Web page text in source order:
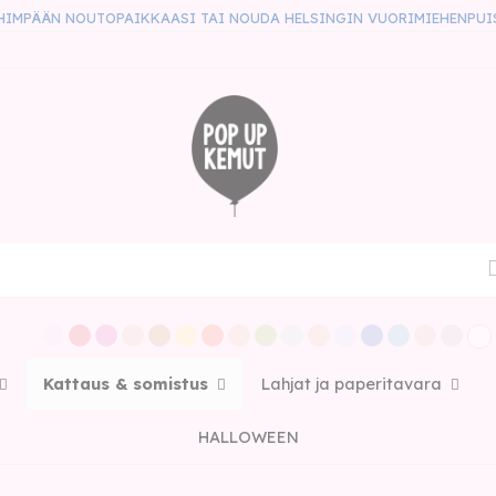
NOUTOPAIKKAASI TAI NOUDA HELSINGIN
Kattaus & somistus Lahjat ja paperitavara
HALLOWEEN